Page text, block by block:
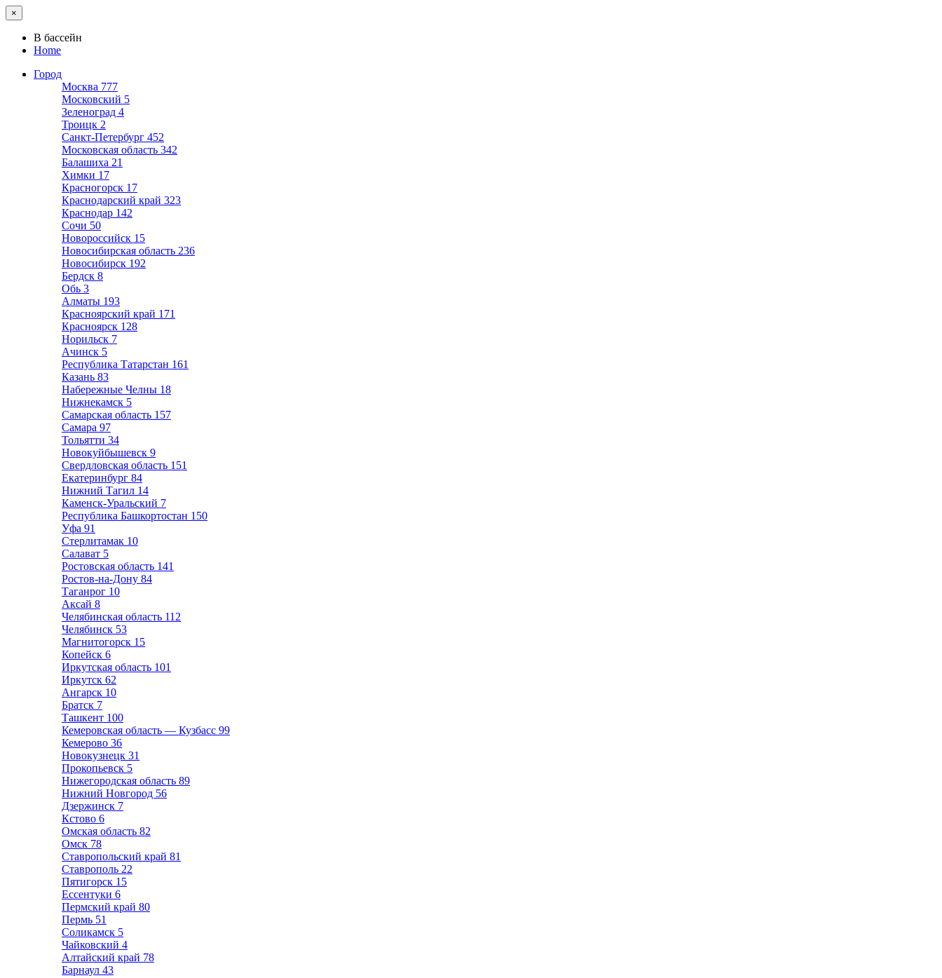
×
В бассейн
Home
Город
Москва 777
Московский 5
Зеленоград 4
Троицк 2
Санкт-Петербург 452
Московская область 342
Балашиха 21
Химки 17
Красногорск 17
Краснодарский край 323
Краснодар 142
Сочи 50
Новороссийск 15
Новосибирская область 236
Новосибирск 192
Бердск 8
Обь 3
Алматы 193
Красноярский край 171
Красноярск 128
Норильск 7
Ачинск 5
Республика Татарстан 161
Казань 83
Набережные Челны 18
Нижнекамск 5
Самарская область 157
Самара 97
Тольятти 34
Новокуйбышевск 9
Свердловская область 151
Екатеринбург 84
Нижний Тагил 14
Каменск-Уральский 7
Республика Башкортостан 150
Уфа 91
Стерлитамак 10
Салават 5
Ростовская область 141
Ростов-на-Дону 84
Таганрог 10
Аксай 8
Челябинская область 112
Челябинск 53
Магнитогорск 15
Копейск 6
Иркутская область 101
Иркутск 62
Ангарск 10
Братск 7
Ташкент 100
Кемеровская область — Кузбасс 99
Кемерово 36
Новокузнецк 31
Прокопьевск 5
Нижегородская область 89
Нижний Новгород 56
Дзержинск 7
Кстово 6
Омская область 82
Омск 78
Ставропольский край 81
Ставрополь 22
Пятигорск 15
Ессентуки 6
Пермский край 80
Пермь 51
Соликамск 5
Чайковский 4
Алтайский край 78
Барнаул 43